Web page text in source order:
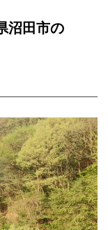
沼田市の